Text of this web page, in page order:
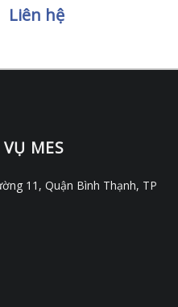
Liên hệ
MES
11, Quận Bình Thạnh, TP